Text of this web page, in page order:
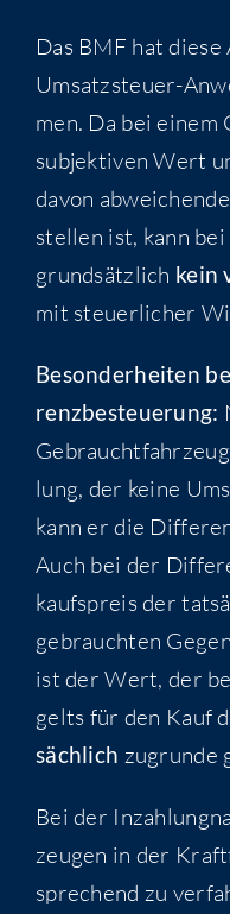
Das BMF hat die­se
Umsatz­steu­er-
men. Da bei einem
sub­jek­ti­ven Wert
davon
stel­len ist, kann
grund­sätz­lich kein
mit steu­er­li­cher
Beson­der­hei­ten
renz­be­steue­rung:
lung, der kei­ne
kann er die
Auch bei der
kaufs­preis der
gebrauch­ten
ist der Wert, der
gelts für den Kauf
säch­lich zugrun­de
Bei der
zeu­gen in der
spre­chend zu